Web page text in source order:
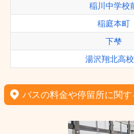
稲川中学校
稲庭本町
下梺
湯沢翔北高
バスの料金や停留所に関